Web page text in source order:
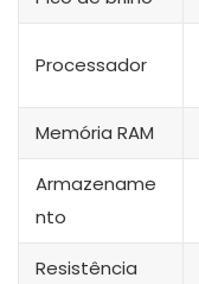
Processador
Memória RAM
Armazename
nto
Resistência